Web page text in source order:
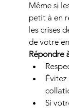
Même si
petit à en
les crises
de votre
Répondre
Si